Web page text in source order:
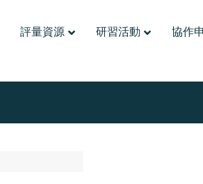
評量資源 研習活動 協作